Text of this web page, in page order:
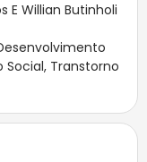
E Willian Butinholi
Social, Transtorno